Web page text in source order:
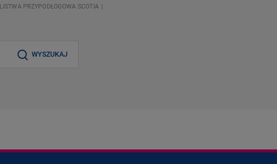
LISTWA PRZYPODŁOGOWA SCOTIA
WYSZUKAJ